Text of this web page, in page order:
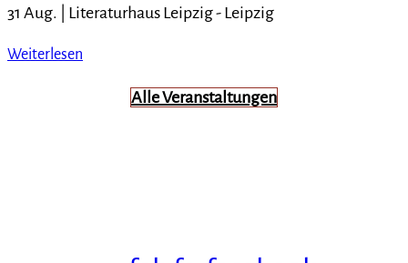
31 Aug. | Literaturhaus Leipzig- Leipzig
Weiterlesen
Alle Veranstaltungen